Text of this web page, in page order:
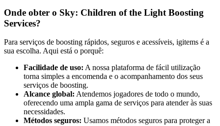
Onde obter o Sky: Children of the Light Boosting
Services?
Para serviços de boosting rápidos, seguros e acessíveis, igitems é a
sua escolha. Aqui está o porquê:
Facilidade de uso: A nossa plataforma de fácil utilização
torna simples a encomenda e o acompanhamento dos seus
serviços de boosting.
Alcance global: Atendemos jogadores de todo o mundo,
oferecendo uma ampla gama de serviços para atender às suas
necessidades.
Métodos seguros: Usamos métodos seguros para proteger a